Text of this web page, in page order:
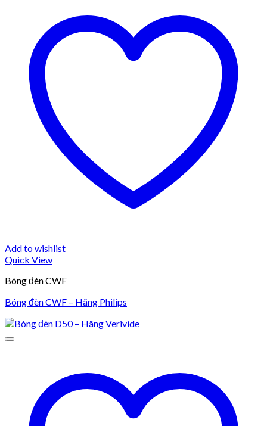
Add to wishlist
Quick View
Bóng đèn CWF
Bóng đèn CWF – Hãng Philips